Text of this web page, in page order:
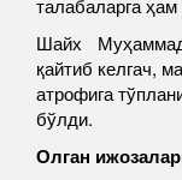
талабаларга ҳам
Шайх
қайтиб келгач,
атрофига
бўлди.
Олган